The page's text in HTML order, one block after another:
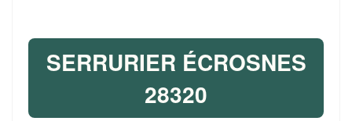
SERRURIER ÉCROSNES
28320